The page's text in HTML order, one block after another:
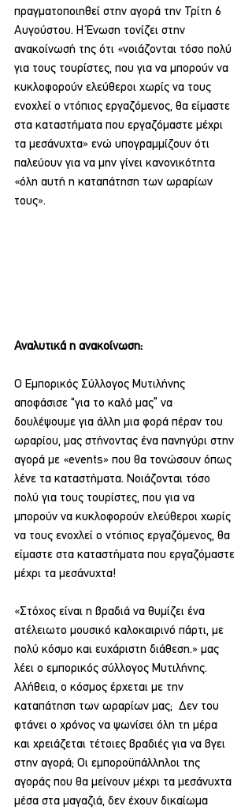
πραγματοποιηθεί στην αγορά την Τρίτη 6
Αυγούστου. Η Ένωση τονίζει στην
ανακοίνωσή της ότι «νοιάζονται τόσο πολύ
για τους τουρίστες, που για να μπορούν να
κυκλοφορούν ελεύθεροι χωρίς να τους
ενοχλεί ο ντόπιος εργαζόμενος, θα είμαστε
στα καταστήματα που εργαζόμαστε μέχρι
τα μεσάνυχτα» ενώ υπογραμμίζουν ότι
παλεύουν για να μην γίνει κανονικότητα
«όλη αυτή η καταπάτηση των ωραρίων
τους».
Αναλυτικά η ανακοίνωση:
Ο Εμπορικός Σύλλογος Μυτιλήνης
αποφάσισε “για το καλό μας” να
δουλέψουμε για άλλη μια φορά πέραν του
ωραρίου, μας στήνοντας ένα πανηγύρι στην
αγορά με «events» που θα τονώσουν όπως
λένε τα καταστήματα. Νοιάζονται τόσο
πολύ για τους τουρίστες, που για να
μπορούν να κυκλοφορούν ελεύθεροι χωρίς
να τους ενοχλεί ο ντόπιος εργαζόμενος, θα
είμαστε στα καταστήματα που εργαζόμαστε
μέχρι τα μεσάνυχτα!
«Στόχος είναι η βραδιά να θυμίζει ένα
ατέλειωτο μουσικό καλοκαιρινό πάρτι, με
πολύ κόσμο και ευχάριστη διάθεση.» μας
λέει ο εμπορικός σύλλογος Μυτιλήνης.
Αλήθεια, ο κόσμος έρχεται με την
καταπάτηση των ωραρίων μας;  Δεν του
φτάνει ο χρόνος να ψωνίσει όλη τη μέρα
και χρειάζεται τέτοιες βραδιές για να βγει
στην αγορά; Οι εμποροϋπάλληλοι της
αγοράς που θα μείνουν μέχρι τα μεσάνυχτα
μέσα στα μαγαζιά, δεν έχουν δικαίωμα